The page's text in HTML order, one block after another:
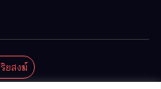
ยสงฆ์